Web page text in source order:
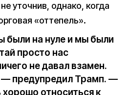
уточнив, однако, когда
«оттепель».
были на нуле и мы были
просто нас
не давал взамен.
— предупредил Трамп. —
относиться к